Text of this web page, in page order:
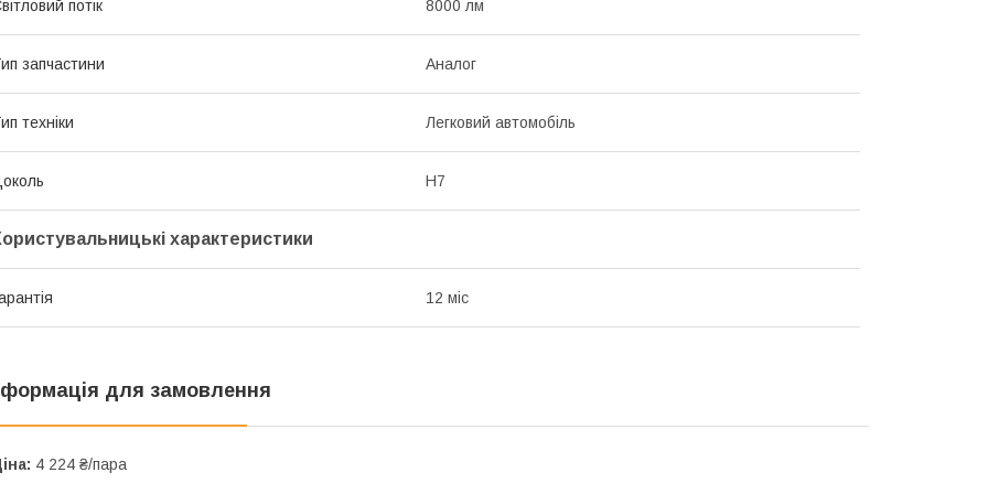
потік 8000 лм
запчастини Аналог
техніки Легковий автомобіль
H7
характеристики
12 міс
для замовлення
4 224 ₴/пара